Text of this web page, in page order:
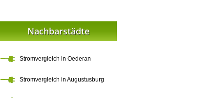
Nachbarstädte
Stromvergleich in Oederan
Stromvergleich in Augustusburg